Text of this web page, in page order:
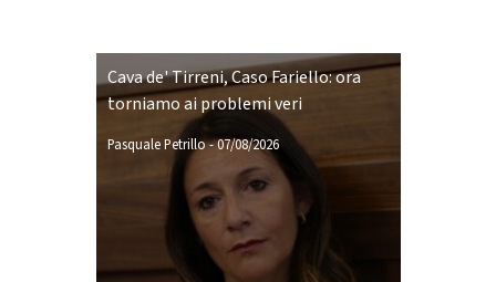
Cava de' Tirreni, Caso Fariello: ora
torniamo ai problemi veri
Pasquale Petrillo-07/08/2026